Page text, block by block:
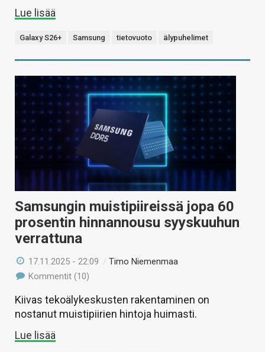
Lue lisää
Galaxy S26+ Samsung tietovuoto älypuhelimet
Samsungin muistipiireissä jopa 60
prosentin hinnannousu syyskuuhun
verrattuna
17.11.2025 - 22:09 /Timo Niemenmaa
Kommentit (10)
Kiivas tekoälykeskusten rakentaminen on
nostanut muistipiirien hintoja huimasti.
Lue lisää